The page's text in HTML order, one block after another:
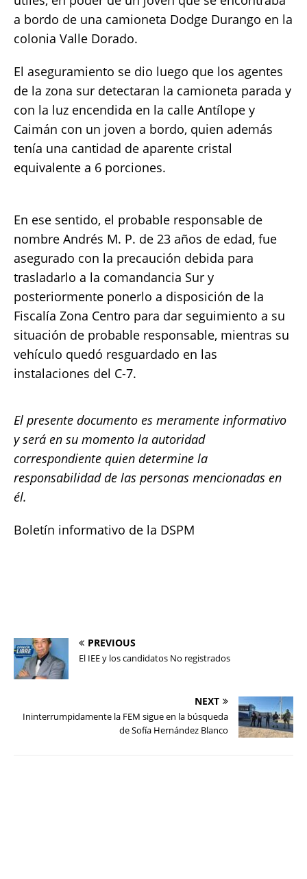
a bordo de una camioneta Dodge Durango en la
colonia Valle Dorado.
El aseguramiento se dio luego que los agentes
de la zona sur detectaran la camioneta parada y
con la luz encendida en la calle Antílope y
Caimán con un joven a bordo, quien además
tenía una cantidad de aparente cristal
equivalente a 6 porciones.
En ese sentido, el probable responsable de
nombre Andrés M. P. de 23 años de edad, fue
asegurado con la precaución debida para
trasladarlo a la comandancia Sur y
posteriormente ponerlo a disposición de la
Fiscalía Zona Centro para dar seguimiento a su
situación de probable responsable, mientras su
vehículo quedó resguardado en las
instalaciones del C-7.
El presente documento es meramente informativo
y será en su momento la autoridad
correspondiente quien determine la
responsabilidad de las personas mencionadas en
él.
Boletín informativo de la DSPM
PREVIOUS
El IEE y los candidatos No registrados
NEXT
Ininterrumpidamente la FEM sigue en la búsqueda
de Sofía Hernández Blanco